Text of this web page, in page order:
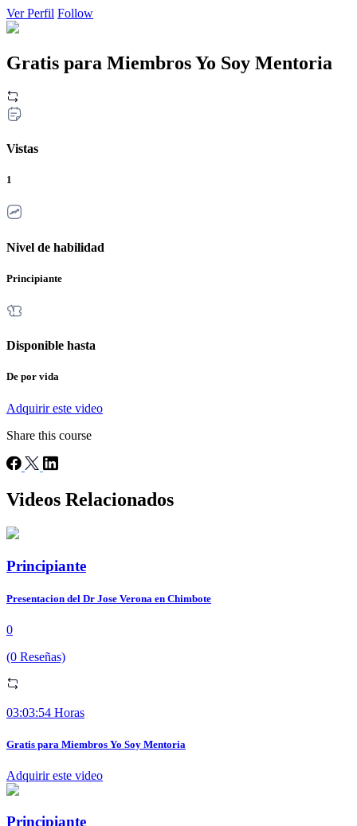
Ver Perfil Follow
Gratis para Miembros Yo Soy Mentoria
Vistas
1
Nivel de habilidad
Principiante
Disponible hasta
De por vida
Adquirir este video
Share this course
Videos Relacionados
Principiante
Presentacion del Dr Jose Verona en Chimbote
0
(0 Reseñas)
03:03:54 Horas
Gratis para Miembros Yo Soy Mentoria
Adquirir este video
Principiante